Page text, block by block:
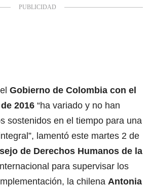
Gobierno de Colombia con el
2016 “ha variado y no han
sostenidos en el tiempo para una
lamentó este martes 2 de
de Derechos Humanos de la
para supervisar los
la chilena Antonia